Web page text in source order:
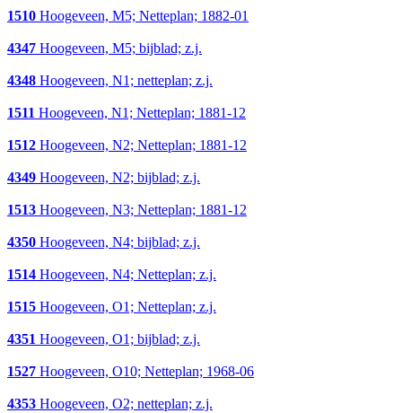
1510 Hoogeveen, M5; Netteplan; 1882-01
4347 Hoogeveen, M5; bijblad; z.j.
4348 Hoogeveen, N1; netteplan; z.j.
1511 Hoogeveen, N1; Netteplan; 1881-12
1512 Hoogeveen, N2; Netteplan; 1881-12
4349 Hoogeveen, N2; bijblad; z.j.
1513 Hoogeveen, N3; Netteplan; 1881-12
4350 Hoogeveen, N4; bijblad; z.j.
1514 Hoogeveen, N4; Netteplan; z.j.
1515 Hoogeveen, O1; Netteplan; z.j.
4351 Hoogeveen, O1; bijblad; z.j.
1527 Hoogeveen, O10; Netteplan; 1968-06
4353 Hoogeveen, O2; netteplan; z.j.